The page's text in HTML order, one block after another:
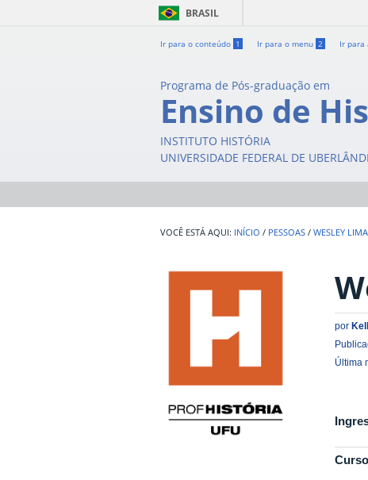
BRASIL
Ir para o conteúdo 1 Ir para o menu 2 Ir para
Programa de Pós-graduação em
Ensino de
INSTITUTO HISTÓRIA
UNIVERSIDADE FEDERAL DE
INÍCIO / PESSOAS / WESLEY
por
Última